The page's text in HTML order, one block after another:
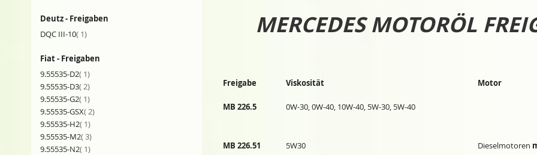
MERCEDES MOTORÖL
Freigabe Viskosität Motor
MB 226.5 0W-30, 0W-40, 10W-40, 5W-30, 5W-40
MB 226.51 5W30 Dieselmotoren
Deutz - Freigaben
DQC III-10 1Artikel
Fiat - Freigaben
9.55535-D2 1Artikel
9.55535-D3 2Artikel
9.55535-G2 1Artikel
9.55535-GSX 2Artikel
9.55535-H2 1Artikel
9.55535-M2 3Artikel
9.55535-N2 1Artikel